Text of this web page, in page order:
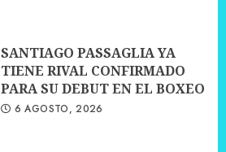
SANTIAGO PASSAGLIA YA
TIENE RIVAL CONFIRMADO
PARA SU DEBUT EN EL BOXEO
6 AGOSTO, 2026